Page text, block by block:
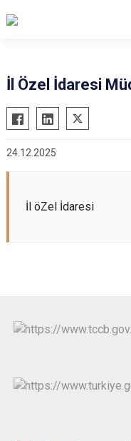
Diyadin
Doğubayazıt
Eleşkirt
Patnos
Tutak
İl Özel İdaresi
24.12.2025
İl öZel İdaresi